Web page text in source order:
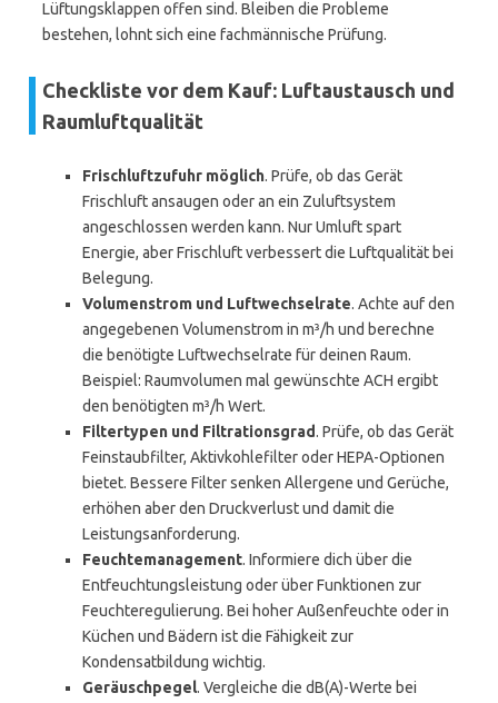
Lüftungsklappen offen sind. Bleiben die Probleme
bestehen, lohnt sich eine fachmännische Prüfung.
Checkliste vor dem Kauf: Luftaustausch und
Raumluftqualität
Frischluftzufuhr möglich. Prüfe, ob das Gerät
Frischluft ansaugen oder an ein Zuluftsystem
angeschlossen werden kann. Nur Umluft spart
Energie, aber Frischluft verbessert die Luftqualität bei
Belegung.
Volumenstrom und Luftwechselrate. Achte auf den
angegebenen Volumenstrom in m³/h und berechne
die benötigte Luftwechselrate für deinen Raum.
Beispiel: Raumvolumen mal gewünschte ACH ergibt
den benötigten m³/h Wert.
Filtertypen und Filtrationsgrad. Prüfe, ob das Gerät
Feinstaubfilter, Aktivkohlefilter oder HEPA-Optionen
bietet. Bessere Filter senken Allergene und Gerüche,
erhöhen aber den Druckverlust und damit die
Leistungsanforderung.
Feuchtemanagement. Informiere dich über die
Entfeuchtungsleistung oder über Funktionen zur
Feuchteregulierung. Bei hoher Außenfeuchte oder in
Küchen und Bädern ist die Fähigkeit zur
Kondensatbildung wichtig.
Geräuschpegel. Vergleiche die dB(A)-Werte bei